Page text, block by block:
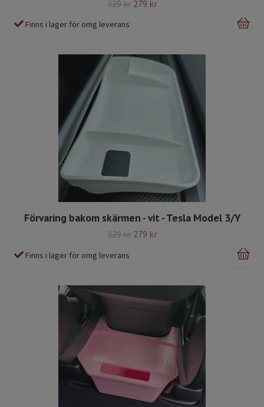
329 kr 279 kr
Finns i lager för omg leverans
Förvaring bakom skärmen - vit - Tesla Model 3/Y
329 kr 279 kr
Finns i lager för omg leverans